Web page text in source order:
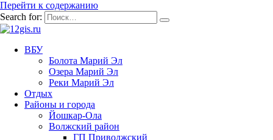
Перейти к содержанию
Search for:
ВБУ
Болота Марий Эл
Озера Марий Эл
Реки Марий Эл
Отдых
Районы и города
Йошкар-Ола
Волжский район
ГП Приволжский